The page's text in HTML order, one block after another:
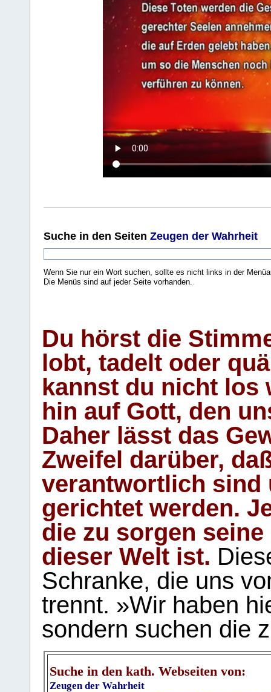
Suche in den Seiten Zeugen der Wahrheit
Wenn Sie nur ein Wort suchen, sollte es nicht links in der
Die Menüs sind auf jeder Seite vorhanden..
Du hörst die
lobt, tadelt oder
kannst du nicht los
hin auf Gott, den
Daher lässt das
Zweifel darüber,
verantwortlich sind
gerichtet werden.
die zu sorgen
dieser Welt ist.
Schranke, die uns
trennt. »Wir haben
sondern suchen die
Suche in den kath. Webseiten von:
Zeugen der Wahrheit